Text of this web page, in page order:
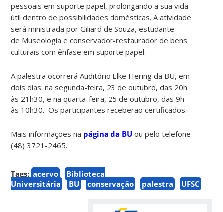
pessoais em suporte papel, prolongando a sua vida
útil dentro de possibilidades domésticas. A atividade
será ministrada por Giliard de Souza, estudante
de Museologia e conservador-restaurador de bens
culturais com ênfase em suporte papel.
A palestra ocorrerá Auditório Elke Hering da BU, em
dois dias: na segunda-feira, 23 de outubro, das 20h
às 21h30, e na quarta-feira, 25 de outubro, das 9h
às 10h30. Os participantes receberão certificados.
Mais informações na página da BU ou pelo telefone
(48) 3721-2465.
Tags: acervo
Biblioteca
Universitária
BU conservação palestra UFSC